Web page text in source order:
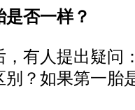
否一样？
有人提出疑问
？如果第一胎